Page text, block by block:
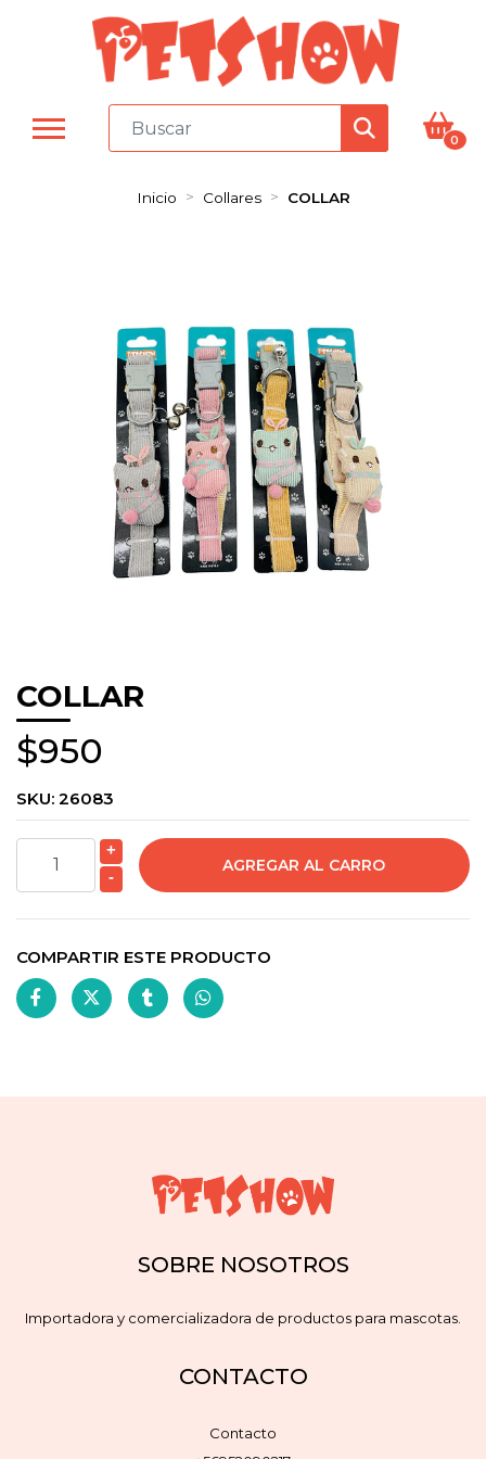
0
Inicio Collares COLLAR
COLLAR
$950
SKU: 26083
+
-
COMPARTIR ESTE PRODUCTO
SOBRE NOSOTROS
Importadora y comercializadora de productos para mascotas.
CONTACTO
Contacto